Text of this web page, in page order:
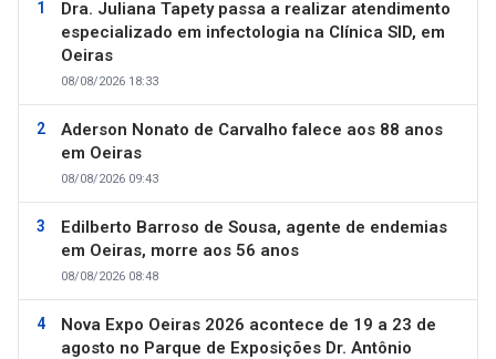
Dra. Juliana Tapety passa a realizar atendimento
especializado em infectologia na Clínica SID, em
Oeiras
08/08/2026 18:33
Aderson Nonato de Carvalho falece aos 88 anos
em Oeiras
08/08/2026 09:43
Edilberto Barroso de Sousa, agente de endemias
em Oeiras, morre aos 56 anos
08/08/2026 08:48
Nova Expo Oeiras 2026 acontece de 19 a 23 de
agosto no Parque de Exposições Dr. Antônio